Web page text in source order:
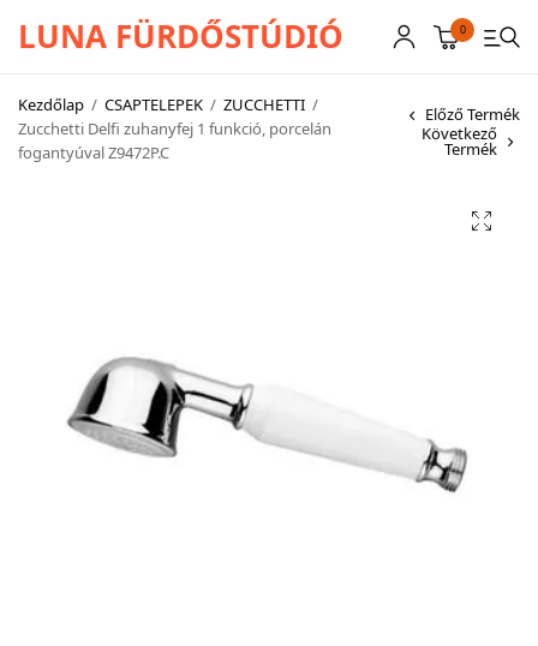
LUNA FÜRDŐSTÚDIÓ 0
Kezdőlap / CSAPTELEPEK / ZUCCHETTI /
Zucchetti Delfi zuhanyfej 1 funkció, porcelán
fogantyúval Z9472P.C
Előző Termék
Következő
Termék
CSAPTELEPEK
KABINOK – TÁLCÁK
TOVÁBBI TERMÉKEK
BEMUTATÓTERMÜNK KÉPEKBEN